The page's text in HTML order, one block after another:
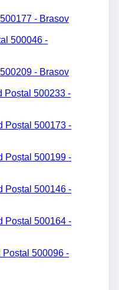
- Brasov
500046 -
- Brasov
Poștal 500233 -
Poștal 500173 -
Poștal 500199 -
Poștal 500146 -
Poștal 500164 -
Poștal 500096 -